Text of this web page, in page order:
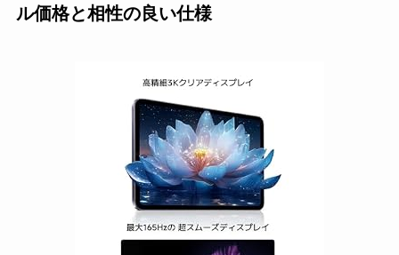
ル価格と相性の良い仕様